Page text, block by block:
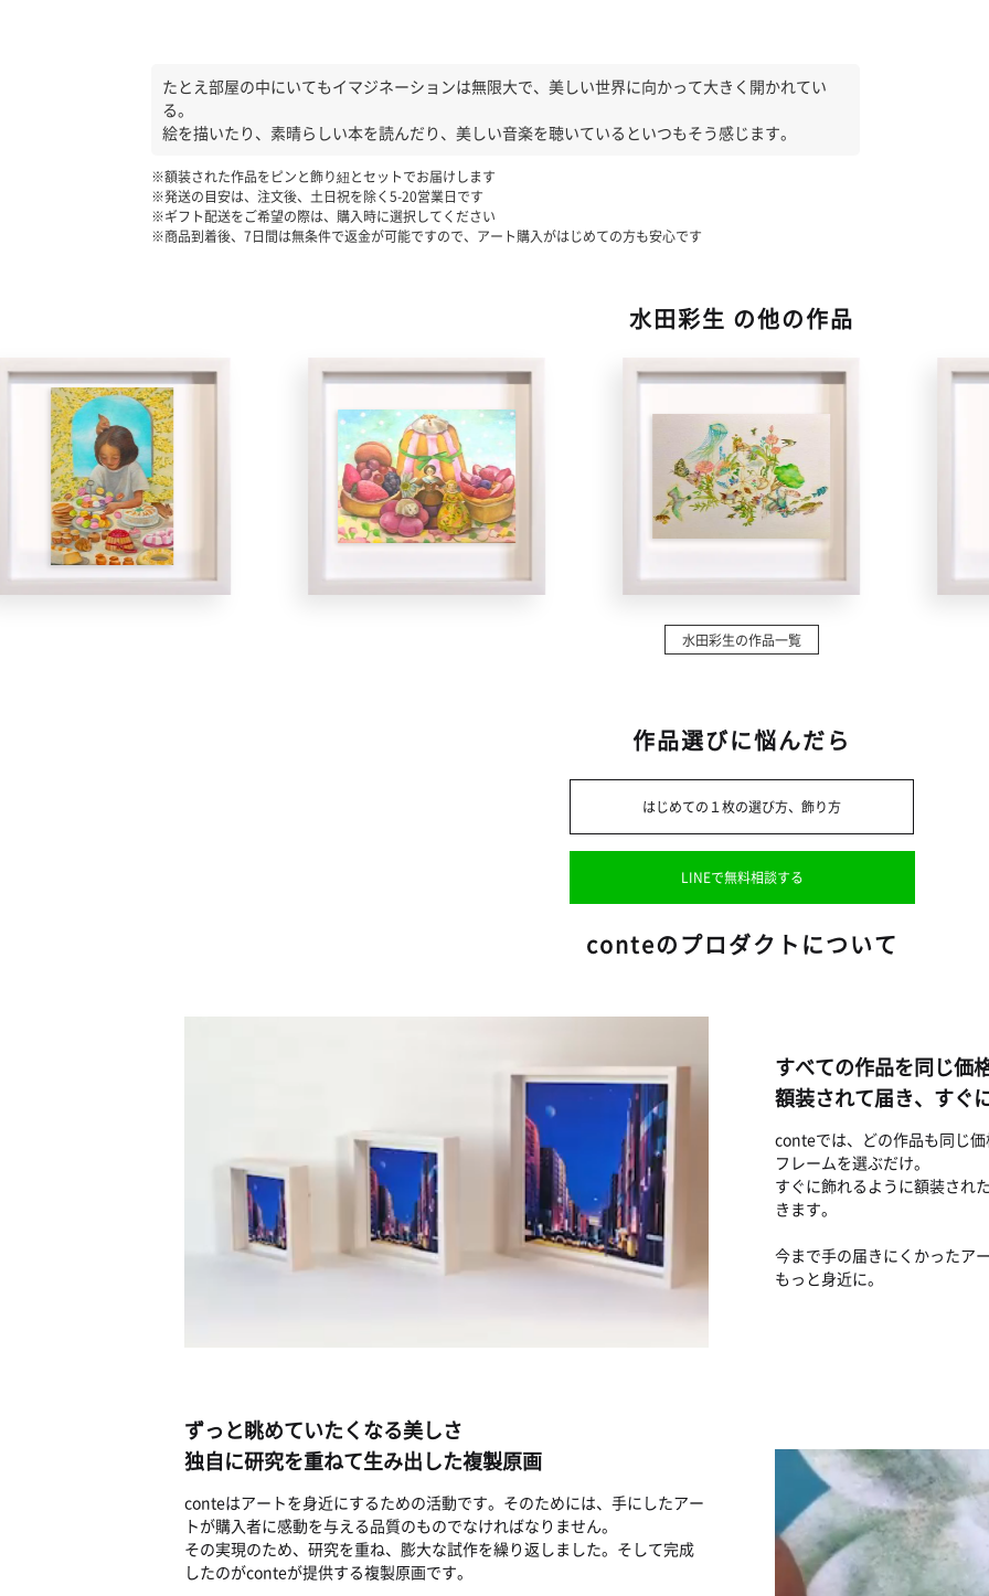
たとえ部屋の中にいてもイマジネーションは無限大で、美しい世界に向かって大きく開かれてい
る。
絵を描いたり、素晴らしい本を読んだり、美しい音楽を聴いているといつもそう感じます。
※額装された作品をピンと飾り紐とセットでお届けします
※発送の目安は、注文後、土日祝を除く5-20営業日です
※ギフト配送をご希望の際は、購入時に選択してください
※商品到着後、7日間は無条件で返金が可能ですので、アート購入がはじめての方も安心です
水田彩生 の他の作品
水田彩生の作品一覧
作品選びに悩んだら
はじめての１枚の選び方、飾り方
LINEで無料相談する
conteのプロダクトについて
すべての作品を同じ価
額装されて届き、すぐ
conteでは、どの作品も同じ
フレームを選ぶだけ。
すぐに飾れるように額装され
きます。
今まで手の届きにくかったア
もっと身近に。
ずっと眺めていたくなる美しさ
独自に研究を重ねて生み出した複製原画
conteはアートを身近にするための活動です。そのためには、手にしたアー
トが購入者に感動を与える品質のものでなければなりません。
その実現のため、研究を重ね、膨大な試作を繰り返しました。そして完成
したのがconteが提供する複製原画です。